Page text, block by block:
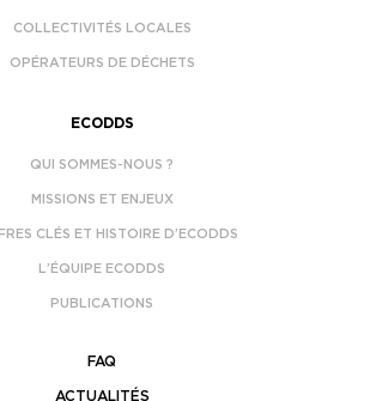
COLLECTIVITÉS LOCALES
OPÉRATEURS DE DÉCHETS
ECODDS
QUI SOMMES-NOUS ?
MISSIONS ET ENJEUX
CLÉS ET HISTOIRE D’ECODDS
L’ÉQUIPE ECODDS
PUBLICATIONS
FAQ
ACTUALITÉS